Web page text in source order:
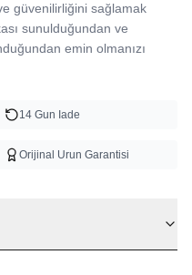
güvenilirliğini sağlamak
sunulduğundan ve
emin olmanızı
14 Gun Iade
Orijinal Urun Garantisi